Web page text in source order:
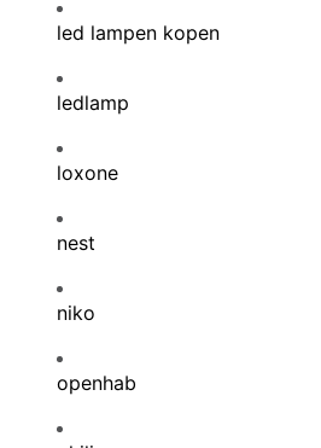
led lampen kopen
ledlamp
loxone
nest
niko
openhab